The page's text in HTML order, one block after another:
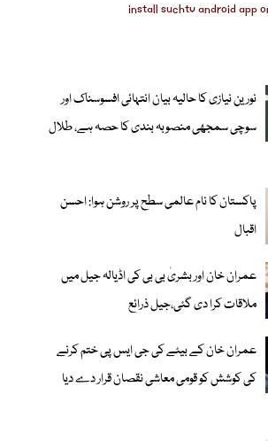
نورین نیازی کا حالیہ بیان انتہائی افسوسناک اور
سوچی سمجھی منصوبہ بندی کا حصہ ہے، طلال
پاکستان کا نام عالمی سطح پر روشن ہوا: احسن
اقبال
عمران خان اور بشریٰ بی بی کی اڈیالہ جیل میں
ملاقات کرا دی گئی،جیل ذرائع
عمران خان کے بیٹے کی جی ایس پی ختم کرنے
کی کوشش کو قومی معاشی نقصان قرار دے دیا